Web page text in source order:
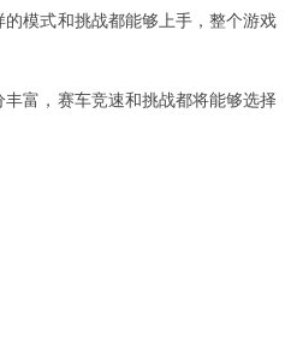
模式和挑战都能够上手，整个游戏
富，赛车竞速和挑战都将能够选择